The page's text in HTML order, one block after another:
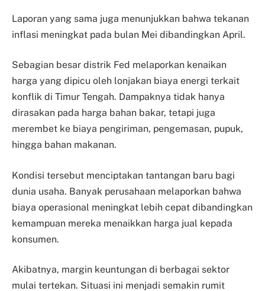
Laporan yang sama juga menunjukkan bahwa tekanan
inflasi meningkat pada bulan Mei dibandingkan April.
Sebagian besar distrik Fed melaporkan kenaikan
harga yang dipicu oleh lonjakan biaya energi terkait
konflik di Timur Tengah. Dampaknya tidak hanya
dirasakan pada harga bahan bakar, tetapi juga
merembet ke biaya pengiriman, pengemasan, pupuk,
hingga bahan makanan.
Kondisi tersebut menciptakan tantangan baru bagi
dunia usaha. Banyak perusahaan melaporkan bahwa
biaya operasional meningkat lebih cepat dibandingkan
kemampuan mereka menaikkan harga jual kepada
konsumen.
Akibatnya, margin keuntungan di berbagai sektor
mulai tertekan. Situasi ini menjadi semakin rumit